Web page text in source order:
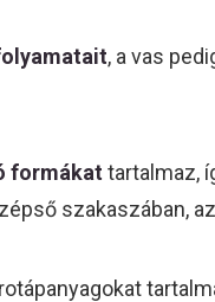
, a vas
formákattartalmaz,
szakaszában,